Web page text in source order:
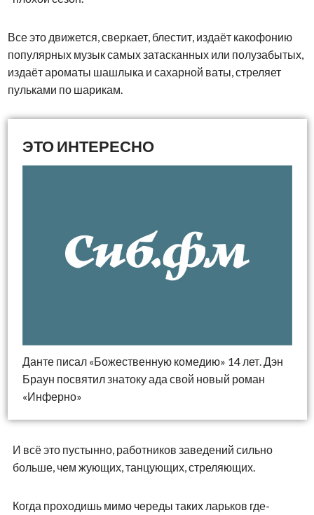
Все это движется, сверкает, блестит, издаёт какофонию
популярных музык самых затасканных или полузабытых,
издаёт ароматы шашлыка и сахарной ваты, стреляет
пульками по шарикам.
Данте писал «Божественную комедию» 14 лет. Дэн
Браун посвятил знатоку ада свой новый роман
«Инферно»
И всё это пустынно, работников заведений сильно
больше, чем жующих, танцующих, стреляющих.
Когда проходишь мимо череды таких ларьков где-